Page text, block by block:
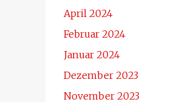
April 2024
Februar 2024
Januar 2024
Dezember 2023
November 2023